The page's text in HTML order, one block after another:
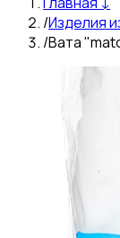
/Изделия
/Вата